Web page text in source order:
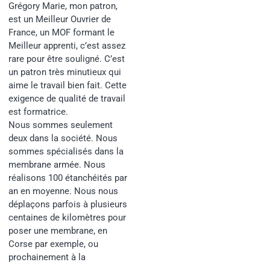
Grégory Marie, mon patron,
est un Meilleur Ouvrier de
France, un MOF formant le
Meilleur apprenti, c’est assez
rare pour être souligné. C’est
un patron très minutieux qui
aime le travail bien fait. Cette
exigence de qualité de travail
est formatrice.
Nous sommes seulement
deux dans la société. Nous
sommes spécialisés dans la
membrane armée. Nous
réalisons 100 étanchéités par
an en moyenne. Nous nous
déplaçons parfois à plusieurs
centaines de kilomètres pour
poser une membrane, en
Corse par exemple, ou
prochainement à la